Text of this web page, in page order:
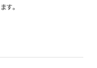
す。